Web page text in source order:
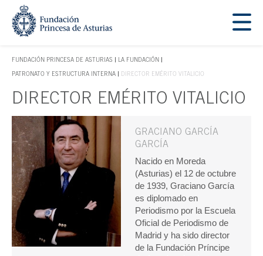
Saltar navegación. Ir directamente al contenido principal
FUNDACIÓN PRINCESA DE ASTURIAS
TECLA DE ACCESO 1
LA FUNDACIÓN
PATRONATO Y ESTRUCTURA INTERNA
DIRECTOR EMÉRITO VITALICIO
DIRECTOR EMÉRITO VITALICIO
Contenido principal
GRACIANO GARCÍA
GARCÍA
Nacido en Moreda
(Asturias) el 12 de octubre
de 1939, Graciano García
es diplomado en
Periodismo por la Escuela
Oficial de Periodismo de
Madrid y ha sido director
de la Fundación Príncipe